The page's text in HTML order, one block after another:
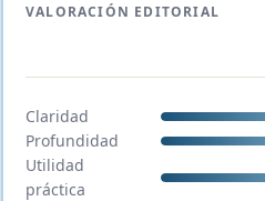
VALORACIÓN EDITORIAL
Claridad
Profundidad
Utilidad
práctica